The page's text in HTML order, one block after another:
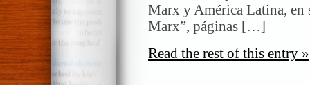
Marx y América Latina, en
Marx”, páginas […]
Read the rest of this entry »